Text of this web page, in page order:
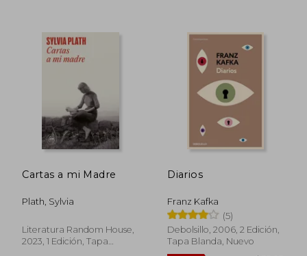
Cartas a mi Madre
Plath, Sylvia
Literatura Random House,
2023, 1 Edición, Tapa
Diarios
Franz Kafka
(5)
Debolsillo, 2006, 2 Edición,
Tapa Blanda, Nuevo